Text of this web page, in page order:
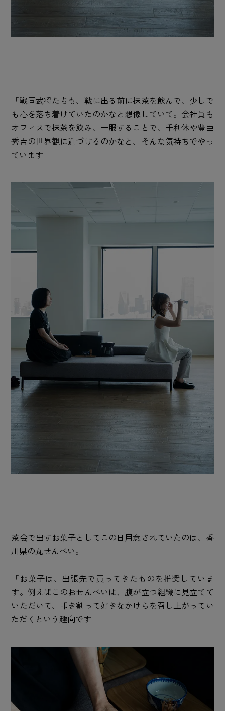
「戦国武将たちも、戦に出る前に抹茶を飲んで、少しで
も心を落ち着けていたのかなと想像していて。会社員も
オフィスで抹茶を飲み、一服することで、千利休や豊臣
秀吉の世界観に近づけるのかなと、そんな気持ちでやっ
ています」
茶会で出すお菓子としてこの日用意されていたのは、香
川県の瓦せんべい。
「お菓子は、出張先で買ってきたものを推奨していま
す。例えばこのおせんべいは、腹が立つ組織に見立てて
いただいて、叩き割って好きなかけらを召し上がってい
ただくという趣向です」